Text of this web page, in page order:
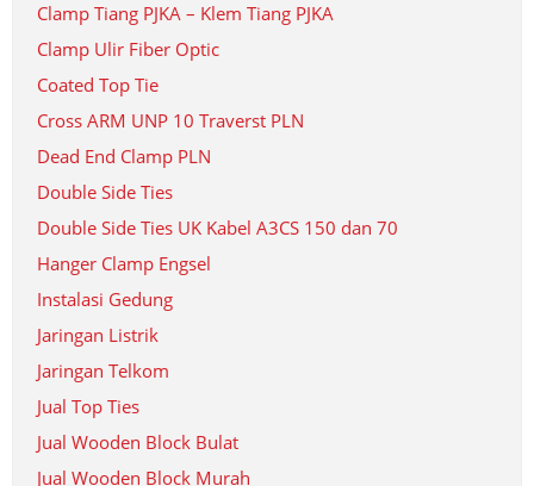
Clamp Tiang PJKA – Klem Tiang PJKA
Clamp Ulir Fiber Optic
Coated Top Tie
Cross ARM UNP 10 Traverst PLN
Dead End Clamp PLN
Double Side Ties
Double Side Ties UK Kabel A3CS 150 dan 70
Hanger Clamp Engsel
Instalasi Gedung
Jaringan Listrik
Jaringan Telkom
Jual Top Ties
Jual Wooden Block Bulat
Jual Wooden Block Murah